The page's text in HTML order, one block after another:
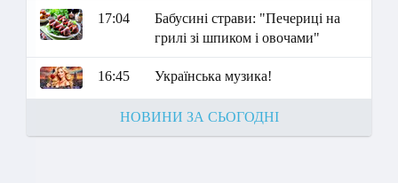
17:04
Бабусині страви: "Печериці на
грилі зі шпиком і овочами"
16:45 Українська музика!
НОВИНИ ЗА СЬОГОДНІ